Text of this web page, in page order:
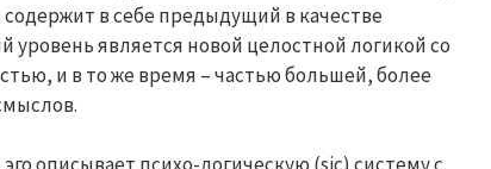
в себе предыдущий в качестве
является новой целостной логикой со
и в то же время – частью большей, более